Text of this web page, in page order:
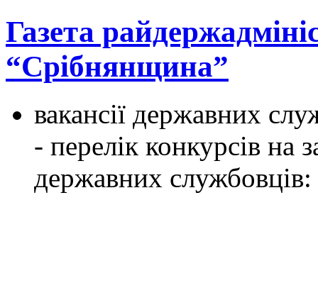
Газета
“Срібнянщина”
вакансії державних
- перелік конкурсів на
державних службовців: